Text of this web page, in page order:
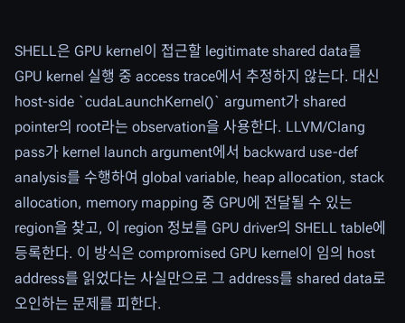
SHELL은 GPU kernel이 접근할 legitimate shared data를
GPU kernel 실행 중 access trace에서 추정하지 않는다. 대신
host-side `cudaLaunchKernel()` argument가 shared
pointer의 root라는 observation을 사용한다. LLVM/Clang
pass가 kernel launch argument에서 backward use-def
analysis를 수행하여 global variable, heap allocation, stack
allocation, memory mapping 중 GPU에 전달될 수 있는
region을 찾고, 이 region 정보를 GPU driver의 SHELL table에
등록한다. 이 방식은 compromised GPU kernel이 임의 host
address를 읽었다는 사실만으로 그 address를 shared data로
오인하는 문제를 피한다.